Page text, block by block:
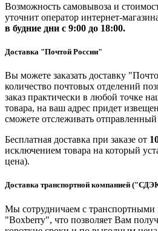
Возможность самовывоза и
уточнит оператор интернет-
в будние дни с 9:00 до 18:00.
Доставка "Почтой России"
Вы можете заказать доставку
количество почтовых отделений
заказ практически в любой точке
товара, на ваш адрес придет
сможете отслеживать отправленный
Бесплатная доставка при заказе от
исключением товара на который
цена).
Доставка транспортной компанией
Мы сотрудничаем с
"Boxberry", что позволяет Вам